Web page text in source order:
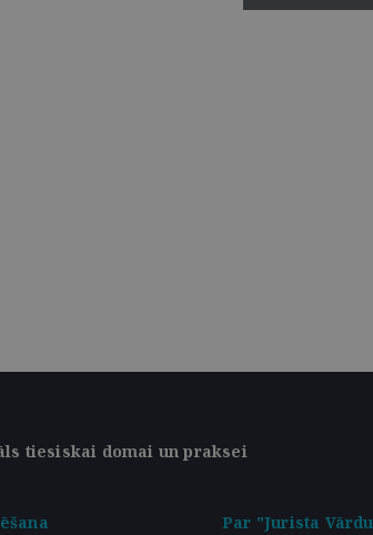
tiesiskai domai un praksei
Par "Jurista